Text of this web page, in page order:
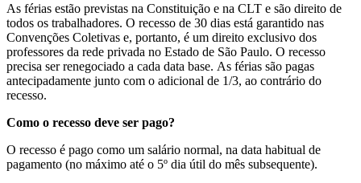
As férias estão previstas na Constituição e na CLT e são direito de
todos os trabalhadores. O recesso de 30 dias está garantido nas
Convenções Coletivas e, portanto, é um direito exclusivo dos
professores da rede privada no Estado de São Paulo. O recesso
precisa ser renegociado a cada data base. As férias são pagas
antecipadamente junto com o adicional de 1/3, ao contrário do
recesso.
Como o recesso deve ser pago?
O recesso é pago como um salário normal, na data habitual de
pagamento (no máximo até o 5º dia útil do mês subsequente).